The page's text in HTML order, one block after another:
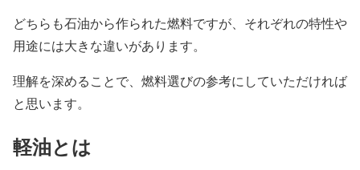
どちらも石油から作られた燃料ですが、それぞれの特性や
用途には大きな違いがあります。
理解を深めることで、燃料選びの参考にしていただければ
と思います。
軽油とは